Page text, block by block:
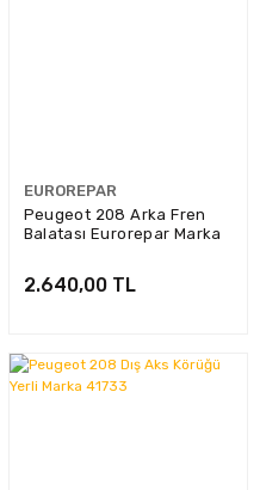
EUROREPAR
Peugeot 208 Arka Fren
Balatası Eurorepar Marka
2.640,00 TL